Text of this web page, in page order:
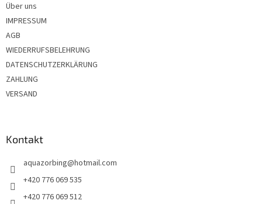
Über uns
IMPRESSUM
AGB
WIEDERRUFSBELEHRUNG
DATENSCHUTZERKLÄRUNG
ZAHLUNG
VERSAND
Kontakt
aquazorbing@hotmail.com
+420 776 069 535
+420 776 069 512